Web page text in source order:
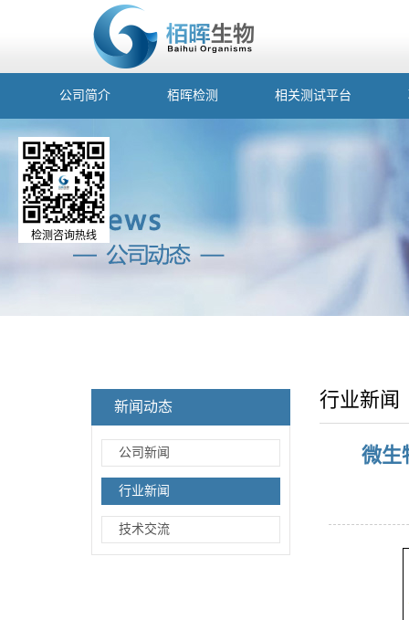
公司简介 栢晖检测 相关测试平台
新闻动态
公司新闻
行业新闻
技术交流
行业新闻
微生
检测咨询热线